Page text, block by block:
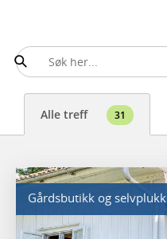
Alle treff 31
Gårdsbutikk og selvplukk